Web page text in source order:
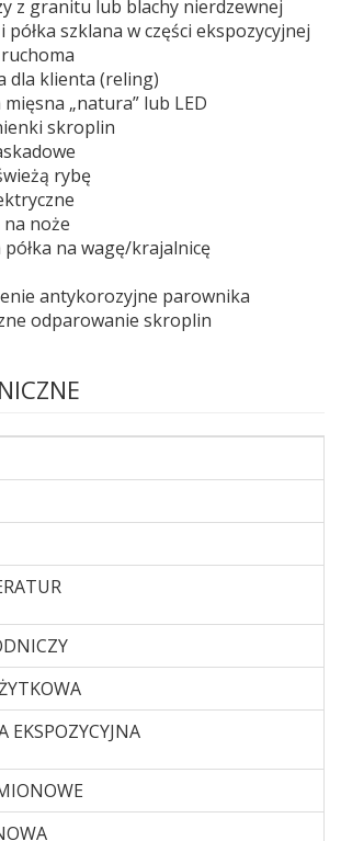
z granitu lub blachy nierdzewnej
szklana w części ekspozycyjnej
dla klienta (reling)
„natura” lub LED
skroplin
rybę
noże
na wagę/krajalnicę
antykorozyjne parownika
odparowanie skroplin
EKSPOZYCYJNA